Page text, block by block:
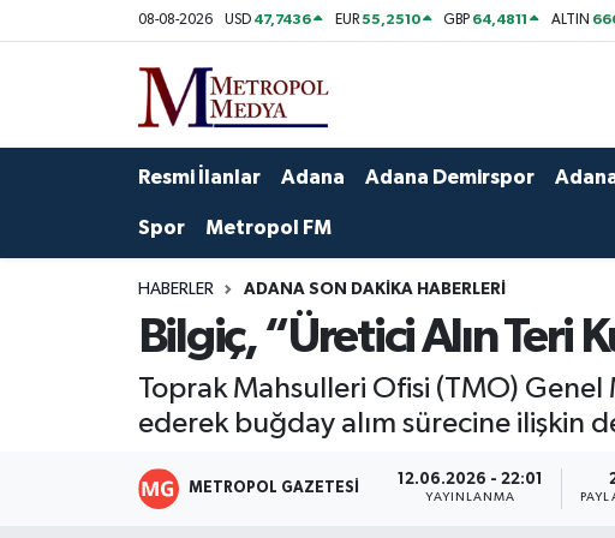
08-08-2026 USD 47,7436 EUR55,2510 GBP 64,4811 ALTIN
Resmi İlanlar Adana Adana Demirspor
Spor Metropol FM
HABERLER ADANA SON DAKIKA HABERLERI
Bilgiç, “Üretici Alın Teri
Toprak Mahsulleri Ofisi (TMO) Genel
ederek buğday alım sürecine ilişkin
METROPOL GAZETESI 12.06.2026 - 22:01
YAYINLANMA
Ekonomi
Özel Haberler
Yerel Yönetim
Yazarlar
Foto Galeri
Seyhan Nöbetçi Eczaneler
Seyhan Hava Durumu
Tüm Manşetler
Son Dakika Haberleri